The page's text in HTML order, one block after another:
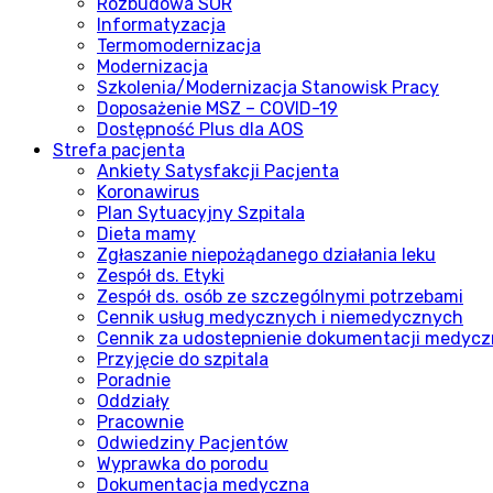
Informatyzacja
Termomodernizacja
Modernizacja
Szkolenia/Modernizacja Stanowisk Pracy
Doposażenie MSZ – COVID-19
Dostępność Plus dla AOS
Strefa pacjenta
Ankiety Satysfakcji Pacjenta
Koronawirus
Plan Sytuacyjny Szpitala
Dieta mamy
Zgłaszanie niepożądanego działania leku
Zespół ds. Etyki
Zespół ds. osób ze szczególnymi potrzebami
Cennik usług medycznych i niemedycznych
Cennik za udostepnienie dokumentacji
Przyjęcie do szpitala
Poradnie
Oddziały
Pracownie
Odwiedziny Pacjentów
Wyprawka do porodu
Dokumentacja medyczna